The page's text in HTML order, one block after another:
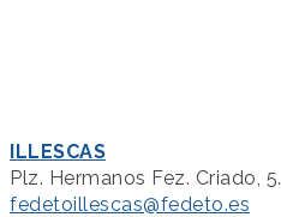
ILLESCAS
Plz. Hermanos Fez. Criado, 5.
fedetoillescas@fedeto.es